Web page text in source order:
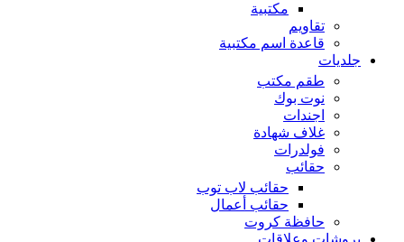
مكتبية
تقاويم
قاعدة اسم مكتبية
جلديات
طقم مكتب
نوت بوك
اجندات
غلاف شهادة
فولدرات
حقائب
حقائب لاب توب
حقائب أعمال
حافظة كروت
بروشات وعلاقات